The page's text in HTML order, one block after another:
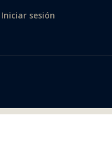
Iniciar sesión